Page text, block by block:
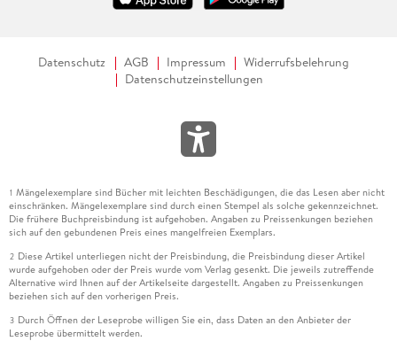
Datenschutz AGB Impressum
Widerrufsbelehrung
Datenschutzeinstellungen
1 Mängelexemplare sind Bücher mit leichten Beschädigungen, die das Lesen aber nicht
einschränken. Mängelexemplare sind durch einen Stempel als solche gekennzeichnet.
Die frühere Buchpreisbindung ist aufgehoben. Angaben zu Preissenkungen beziehen
sich auf den gebundenen Preis eines mangelfreien Exemplars.
2 Diese Artikel unterliegen nicht der Preisbindung, die Preisbindung dieser Artikel
wurde aufgehoben oder der Preis wurde vom Verlag gesenkt. Die jeweils zutreffende
Alternative wird Ihnen auf der Artikelseite dargestellt. Angaben zu Preissenkungen
beziehen sich auf den vorherigen Preis.
3 Durch Öffnen der Leseprobe willigen Sie ein, dass Daten an den Anbieter der
Leseprobe übermittelt werden.